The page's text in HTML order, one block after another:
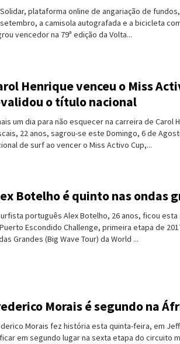
plataforma online de angariação de
a camisola autografada e a bicicleta
vencedor na 79ª edição da Volta...
Henrique venceu o Miss
o título nacional
um dia para não esquecer na carreira de Carol
22 anos, sagrou-se este Domingo, 6 de
de surf ao vencer o Miss Activo Cup,...
Botelho é quinto nas ondas
português Alex Botelho, 26 anos, ficou esta
Escondido Challenge, primeira etapa de
Grandes (Big Wave Tour) da World ...
Morais é segundo na
Morais fez história esta quinta-feira, em
em segundo lugar na sexta etapa do circuito